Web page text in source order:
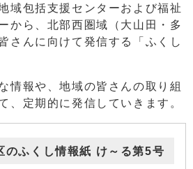
域包括支援センターおよび福祉
から、北部西圏域（大山田・多
さんに向けて発信する「ふくし
情報や、地域の皆さんの取り組
、定期的に発信していきます。
のふくし情報紙 け～る第5号